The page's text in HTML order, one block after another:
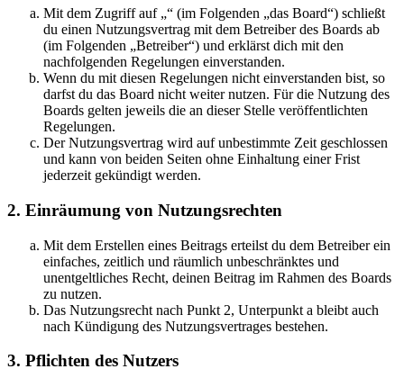
Mit dem Zugriff auf „“ (im Folgenden „das Board“) schließt
du einen Nutzungsvertrag mit dem Betreiber des Boards ab
(im Folgenden „Betreiber“) und erklärst dich mit den
nachfolgenden Regelungen einverstanden.
Wenn du mit diesen Regelungen nicht einverstanden bist, so
darfst du das Board nicht weiter nutzen. Für die Nutzung des
Boards gelten jeweils die an dieser Stelle veröffentlichten
Regelungen.
Der Nutzungsvertrag wird auf unbestimmte Zeit geschlossen
und kann von beiden Seiten ohne Einhaltung einer Frist
jederzeit gekündigt werden.
2. Einräumung von Nutzungsrechten
Mit dem Erstellen eines Beitrags erteilst du dem Betreiber ein
einfaches, zeitlich und räumlich unbeschränktes und
unentgeltliches Recht, deinen Beitrag im Rahmen des Boards
zu nutzen.
Das Nutzungsrecht nach Punkt 2, Unterpunkt a bleibt auch
nach Kündigung des Nutzungsvertrages bestehen.
3. Pflichten des Nutzers